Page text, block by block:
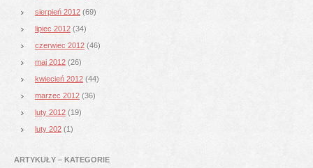
sierpień 2012 (69)
lipiec 2012 (34)
czerwiec 2012 (46)
maj 2012 (26)
kwiecień 2012 (44)
marzec 2012 (36)
luty 2012 (19)
luty 202 (1)
ARTYKUŁY – KATEGORIE